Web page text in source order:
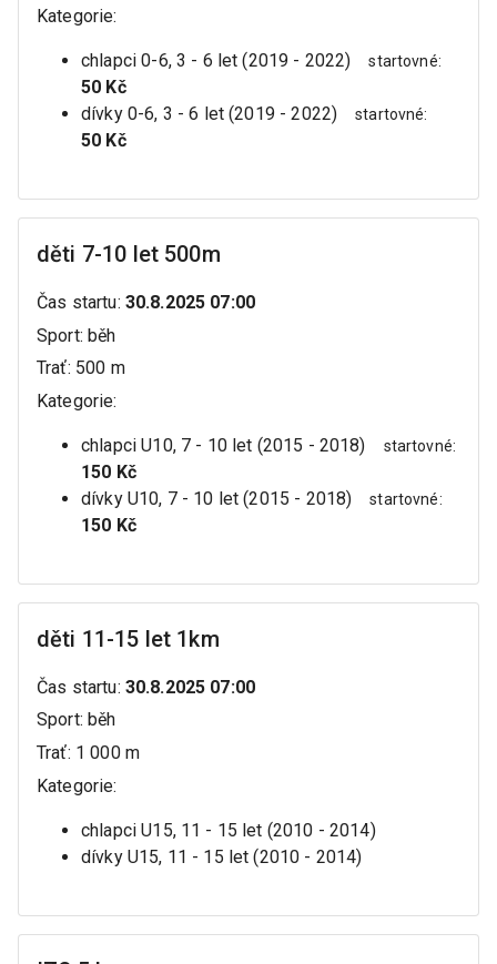
Kategorie:
chlapci 0-6, 3 - 6 let (2019 - 2022) startovné:
50 Kč
dívky 0-6, 3 - 6 let (2019 - 2022)
startovné:
50 Kč
děti 7-10 let 500m
Čas startu: 30.8.2025 07:00
Sport:běh
Trať: 500 m
Kategorie:
chlapci U10, 7 - 10 let (2015 - 2018) startovné:
150 Kč
dívky U10, 7 - 10 let (2015 - 2018)
startovné:
150 Kč
děti 11-15 let 1km
Čas startu: 30.8.2025 07:00
Sport: běh
Trať: 1 000 m
Kategorie:
chlapci U15, 11 - 15 let (2010 - 2014)
dívky U15, 11 - 15 let (2010 - 2014)